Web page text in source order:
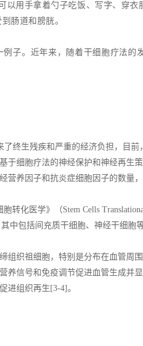
以用手拿着勺子吃饭、写字、穿
肠道和膀胱。
子。近年来，随着干细胞疗法的
终生残疾和严重的经济负担，目
于细胞疗法的神经保护和神经再生
营养因子和抗炎症细胞因子的数量
转化医学》（Stem Cells
中包括间充质干细胞、神经干细胞
组织祖细胞，特别是分布在血管周
养信号和免疫调节促进血管生成并
进组织再生[3-4]。